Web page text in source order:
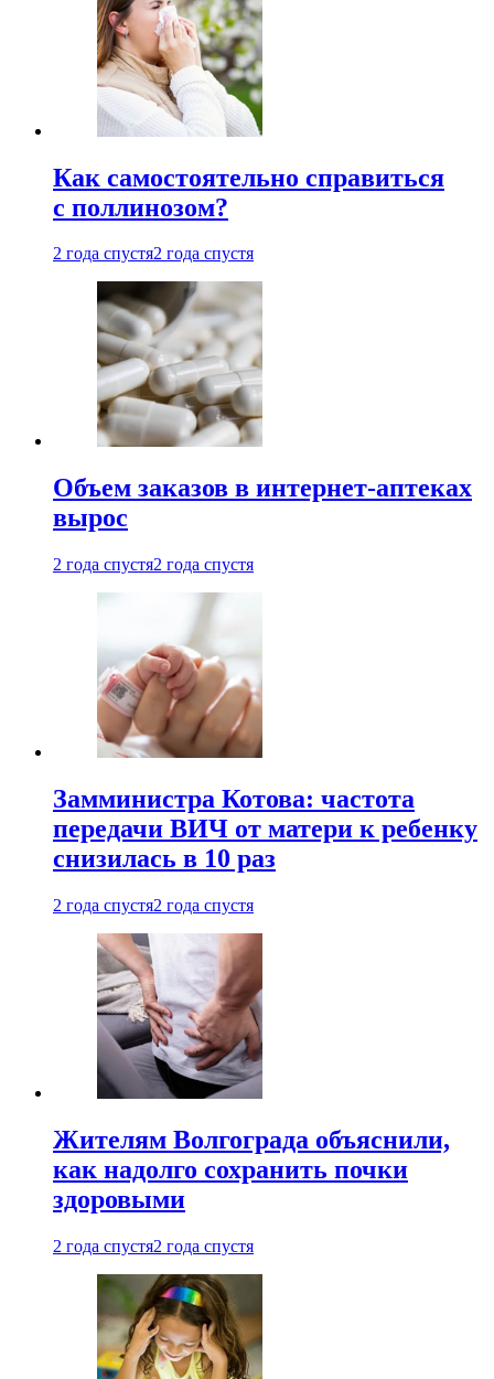
Как самостоятельно справиться
с поллинозом?
2 года спустя2 года спустя
Объем заказов в интернет-аптеках
вырос
2 года спустя2 года спустя
Замминистра Котова: частота
передачи ВИЧ от матери к ребенку
снизилась в 10 раз
2 года спустя2 года спустя
Жителям Волгограда объяснили,
как надолго сохранить почки
здоровыми
2 года спустя2 года спустя